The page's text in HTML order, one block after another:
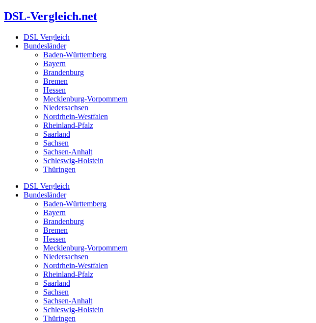
Zum
Inhalt
DSL-Vergleich.net
DSL Vergleich
Bundesländer
Baden-Württemberg
Bayern
Brandenburg
Bremen
Hessen
Mecklenburg-Vorpommern
Niedersachsen
Nordrhein-Westfalen
Rheinland-Pfalz
Saarland
Sachsen
Sachsen-Anhalt
Schleswig-Holstein
Thüringen
DSL Vergleich
Bundesländer
Baden-Württemberg
Bayern
Brandenburg
Bremen
Hessen
Mecklenburg-Vorpommern
Niedersachsen
Nordrhein-Westfalen
Rheinland-Pfalz
Saarland
Sachsen
Sachsen-Anhalt
Schleswig-Holstein
Thüringen